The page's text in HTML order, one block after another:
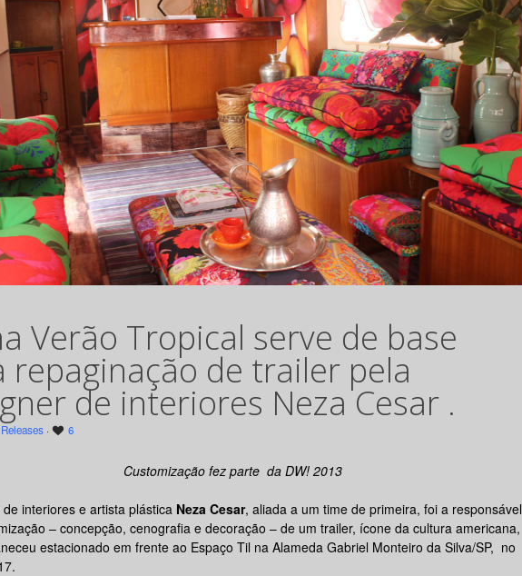
Verão Tropical serve de base
repaginação de trailer pela
de interiores Neza Cesar .
Releases · 6
Customização fez parte da DW! 2013
interiores e artista plástica Neza Cesar, aliada a um time de primeira, foi a responsável
– concepção, cenografia e decoração – de um trailer, ícone da cultura americana,
estacionado em frente ao Espaço Til na Alameda Gabriel Monteiro da Silva/SP, no